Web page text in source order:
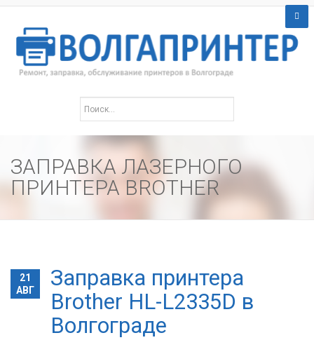
ЗАПРАВКА ЛАЗЕРНОГО
ПРИНТЕРА BROTHER
21
АВГ
Заправка принтера
Brother HL-L2335D в
Волгограде